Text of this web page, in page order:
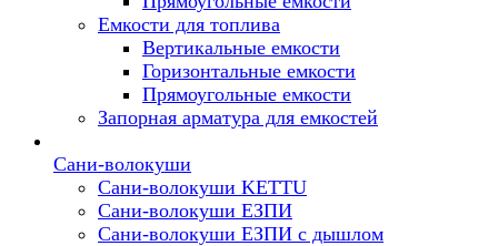
Емкоcти для топлива
Вертикальные емкости
Горизонтальные емкости
Прямоугольные емкости
Запорная арматура для емкостей
Сани-волокуши
Сани-волокуши KETTU
Сани-волокуши ЕЗПИ
Сани-волокуши ЕЗПИ с дышлом